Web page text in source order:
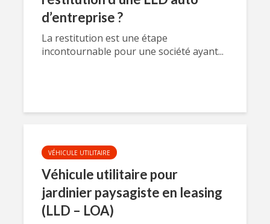
d’entreprise ?
La restitution est une étape
incontournable pour une société ayant...
VÉHICULE UTILITAIRE
Véhicule utilitaire pour
jardinier paysagiste en leasing
(LLD – LOA)